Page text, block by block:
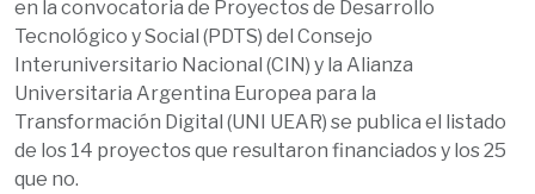
en la convocatoria de Proyectos de Desarrollo
Tecnológico y Social (PDTS) del Consejo
Interuniversitario Nacional (CIN) y la Alianza
Universitaria Argentina Europea para la
Transformación Digital (UNI UEAR) se publica el listado
de los 14 proyectos que resultaron financiados y los 25
que no.